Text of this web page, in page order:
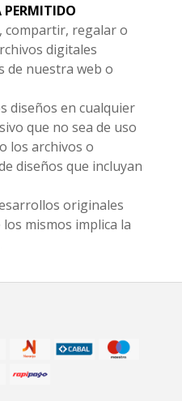
PERMITIDO
compartir, regalar o
digitales
de nuestra web o
diseños en cualquier
que no sea de uso
los archivos o
diseños que incluyan
originales
mismos implica la